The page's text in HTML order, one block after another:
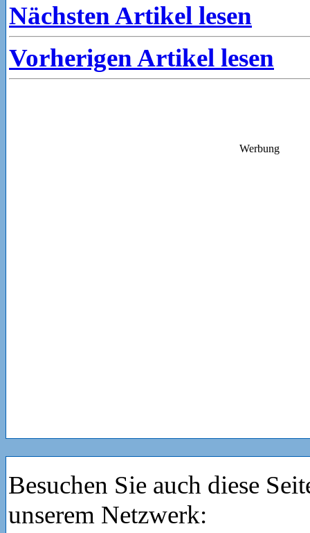
Nächsten Artikel lesen
Vorherigen Artikel lesen
Werbung
Besuchen Sie auch diese
unserem Netzwerk: